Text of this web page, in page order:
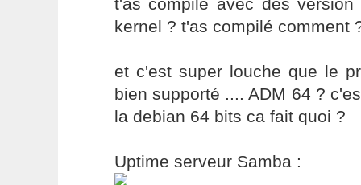
kernel ? t'as compilé comment
et c'est super louche que le
bien supporté .... ADM 64 ?
la debian 64 bits ca fait quoi ?
Uptime serveur Samba :